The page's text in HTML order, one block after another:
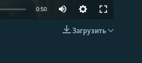
EMBED
0:50
Загрузить